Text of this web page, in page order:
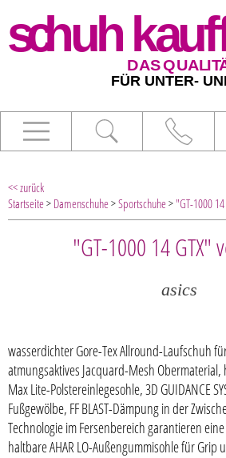
<< zurück
Startseite> Damenschuhe>Sportschuhe> "GT-1000
"GT-1000 14 GTX"
asics
wasserdichter Gore-Tex Allround-Laufschuh
atmungsaktives Jacquard-Mesh
Max Lite-Polstereinlegesohle, 3D GUIDANCE
Fußgewölbe, FF BLAST-Dämpung in der
Technologie im Fersenbereich garantieren
haltbare AHAR LO-Außengummisohle für Grip